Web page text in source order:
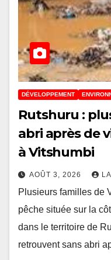
DÉVELOPPEMENT
Rutshuru :
abri après de
à Vitshumbi
AOÛT 3, 2026
Plusieurs familles de
pêche située sur la
dans le territoire de
retrouvent sans abri